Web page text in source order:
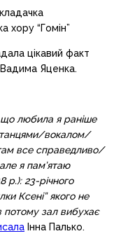
цікавий факт
Вадима Яценка.
любила я раніше
танцями/вокалом/
все справедливо/
я пам’ятаю
р.): 23-річного
Ксені” якого не
потому зал вибухає
Інна Палько.